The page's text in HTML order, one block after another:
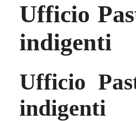
Ufficio
indigenti
Ufficio
indigenti